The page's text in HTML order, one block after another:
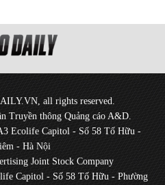
all rights reserved.
Truyền thông Quảng cáo A&D.
Ecolife Capitol - Số 58 Tố Hữu -
- Hà Nội
Joint Stock Company
Capitol - Số 58 Tố Hữu - Phường